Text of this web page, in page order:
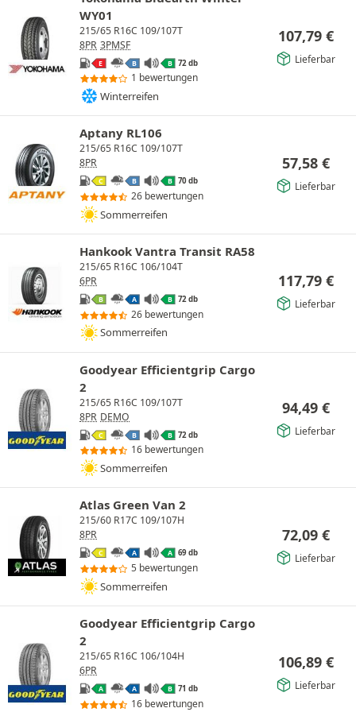
WY01
215/65 R16C 109/107T
8PR 3PMSF
E B B 72 db
1 bewertungen
Winterreifen
107,79 €
Lieferbar
Aptany RL106
215/65 R16C 109/107T
8PR
C B B 70 db
26 bewertungen
Sommerreifen
57,58 €
Lieferbar
Hankook Vantra Transit RA58
215/65 R16C 106/104T
6PR
B A B 72 db
26 bewertungen
Sommerreifen
117,79 €
Lieferbar
Goodyear Efficientgrip Cargo
2
215/65 R16C 109/107T
8PR DEMO
C B B 72 db
16 bewertungen
Sommerreifen
94,49 €
Lieferbar
Atlas Green Van 2
215/60 R17C 109/107H
8PR
C A A 69 db
5 bewertungen
Sommerreifen
72,09 €
Lieferbar
Goodyear Efficientgrip Cargo
2
215/65 R16C 106/104H
6PR
A A B 71 db
16 bewertungen
106,89 €
Lieferbar